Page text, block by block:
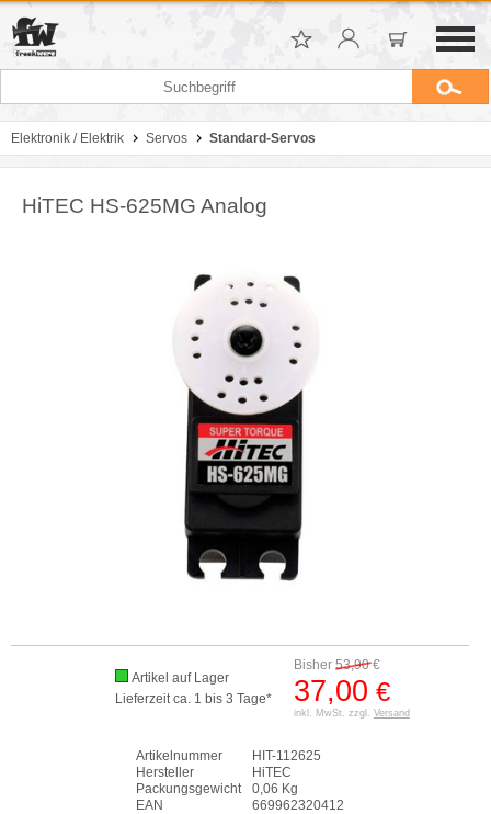
Elektronik / Elektrik Servos Standard-Servos
HiTEC HS-625MG Analog
Bisher 53,90€
37,00 €
inkl. MwSt. zzgl. Versand
Artikel auf Lager
Lieferzeit ca. 1 bis 3 Tage*
Artikelnummer
HIT-112625
Hersteller
HiTEC
Packungsgewicht
0,06 Kg
EAN
669962320412